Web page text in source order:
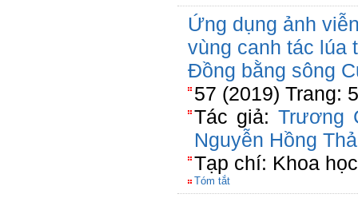
Ứng dụng ảnh
vùng canh tác lúa
Đồng bằng sông
57 (2019) Trang:
Tác giả: Trương
Nguyễn Hồng
Tạp chí: Khoa
Tóm tắt